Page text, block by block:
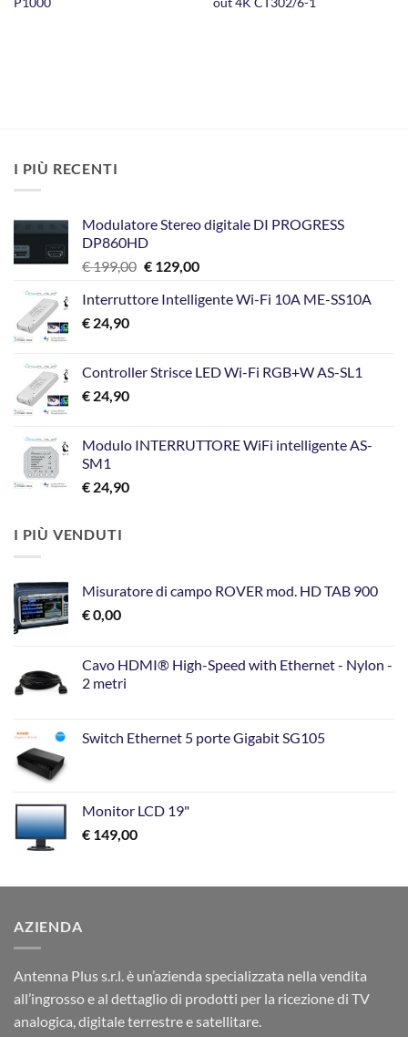
I PIÙ RECENTI
Modulatore Stereo digitale DI PROGRESS
DP860HD
€199,00 Il
originale
€129,00Il
attuale
Interruttore Intelligente Wi-Fi 10A ME-SS10A
€ 24,90
Controller Strisce LED Wi-Fi RGB+W AS-SL1
€ 24,90
Modulo INTERRUTTORE WiFi intelligente AS-
SM1
€ 24,90
I PIÙ VENDUTI
Misuratore di campo ROVER mod. HD TAB 900
€0,00
Cavo HDMI® High-Speed with Ethernet - Nylon -
2 metri
Switch Ethernet 5 porte Gigabit SG105
Monitor LCD 19"
€ 149,00
AZIENDA
Antenna Plus s.r.l. è un’azienda specializzata nella vendita
all’ingrosso e al dettaglio di prodotti per la ricezione di TV
analogica, digitale terrestre e satellitare.